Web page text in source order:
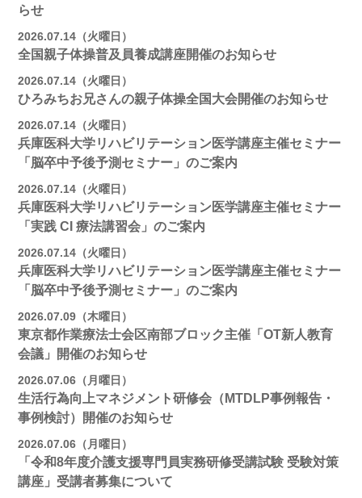
らせ
2026.07.14（火曜日）
全国親子体操普及員養成講座開催のお知らせ
2026.07.14（火曜日）
ひろみちお兄さんの親子体操全国大会開催のお知らせ
2026.07.14（火曜日）
兵庫医科大学リハビリテーション医学講座主催セミナー
「脳卒中予後予測セミナー」のご案内
2026.07.14（火曜日）
兵庫医科大学リハビリテーション医学講座主催セミナー
「実践 CI 療法講習会」のご案内
2026.07.14（火曜日）
兵庫医科大学リハビリテーション医学講座主催セミナー
「脳卒中予後予測セミナー」のご案内
2026.07.09（木曜日）
東京都作業療法士会区南部ブロック主催「OT新人教育
会議」開催のお知らせ
2026.07.06（月曜日）
生活行為向上マネジメント研修会（MTDLP事例報告・
事例検討）開催のお知らせ
2026.07.06（月曜日）
「令和8年度介護支援専門員実務研修受講試験 受験対策
講座」受講者募集について